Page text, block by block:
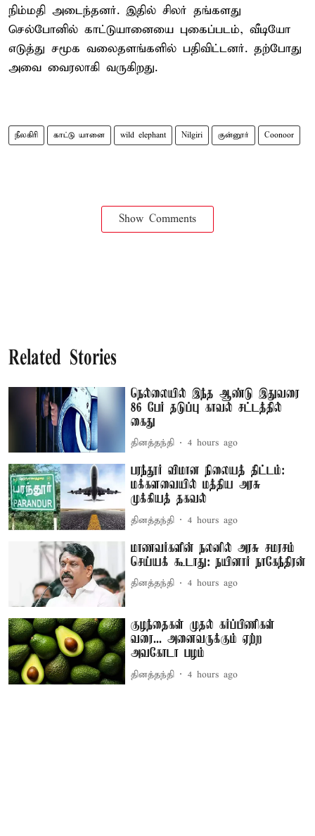
நிம்மதி அடைந்தனர். இதில் சிலர் தங்களது
செல்போனில் காட்டுயானையை புகைப்படம், வீடியோ
எடுத்து சமூக வலைதளங்களில் பதிவிட்டனர். தற்போது
அவை வைரலாகி வருகிறது.
நீலகிரி காட்டு யானை wild elephant Nilgiri குன்னூர் Coonoor
Show Comments
Related Stories
நெல்லையில் இந்த ஆண்டு இதுவரை
86 பேர் தடுப்பு காவல் சட்டத்தில்
கைது
தினத்தந்தி 4 hours ago
பரந்தூர் விமான நிலையத் திட்டம்:
மக்களவையில் மத்திய அரசு
முக்கியத் தகவல்
தினத்தந்தி 4 hours ago
மாணவர்களின் நலனில் அரசு சமரசம்
செய்யக் கூடாது: நயினார் நாகேந்திரன்
தினத்தந்தி 4 hours ago
குழந்தைகள் முதல் கர்ப்பிணிகள்
வரை... அனைவருக்கும் ஏற்ற
அவகோடா பழம்
தினத்தந்தி 4 hours ago